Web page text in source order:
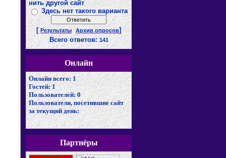
нить другой сайт
Здесь нет такого варианта
[Результаты Архив опросов]
Всего ответов: 141
Онлайн
Онлайн всего:1
Гостей:1
Пользователей:0
Пользователи, посетившие сайт
за текущий день:
Партнёры